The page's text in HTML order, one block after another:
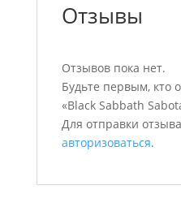
Отзывы
Отзывов пока нет.
Будьте первым, кто
«Black Sabbath
Для отправки
авторизоваться.